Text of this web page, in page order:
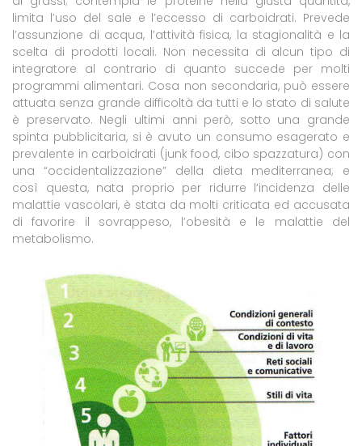
limita l’uso del sale e l’eccesso di carboidrati. Prevede
l’assunzione di acqua, l’attività fisica, la stagionalità e la
scelta di prodotti locali. Non necessita di alcun tipo di
integratore al contrario di quanto succede per molti
programmi alimentari. Cosa non secondaria, può essere
attuata senza grande difficoltà da tutti e lo stato di salute
è preservato. Negli ultimi anni però, sotto una grande
spinta pubblicitaria, si è avuto un consumo esagerato e
prevalente in carboidrati (junk food, cibo spazzatura) con
una “occidentalizzazione” della dieta mediterranea;
e
così questa, nata proprio per ridurre l’incidenza delle
malattie vascolari, è stata da molti criticata ed accusata
di favorire il sovrappeso, l’obesità e le malattie del
metabolismo.